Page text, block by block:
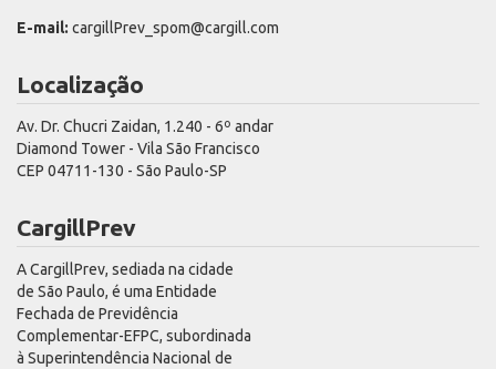
E-mail: cargillPrev_spom@cargill.com
Localização
Av. Dr. Chucri Zaidan, 1.240 - 6º andar
Diamond Tower - Vila São Francisco
CEP 04711-130 - São Paulo-SP
CargillPrev
A CargillPrev, sediada na cidade
de São Paulo, é uma Entidade
Fechada de Previdência
Complementar-EFPC, subordinada
à Superintendência Nacional de